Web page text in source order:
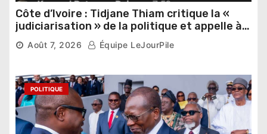
Côte d’Ivoire : Tidjane Thiam critique la «
judiciarisation » de la politique et appelle à
poursuivre l’apaisement
Août 7, 2026 Équipe LeJourPile
POLITIQUE